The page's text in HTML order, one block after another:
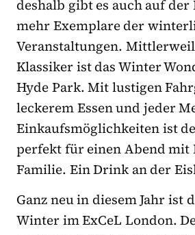
deshalb gibt es auch auf
mehr Exemplare der
Veranstaltungen.
Klassiker ist das Winter
Hyde Park. Mit lustigen
leckerem Essen und jeder
Einkaufsmöglichkeiten ist
perfekt für einen Abend mit
Familie. Ein Drink an der
Ganz neu in diesem Jahr ist
Winter im ExCeL London.